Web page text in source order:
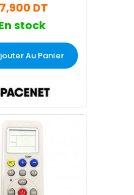
DT
stock
Au Panier